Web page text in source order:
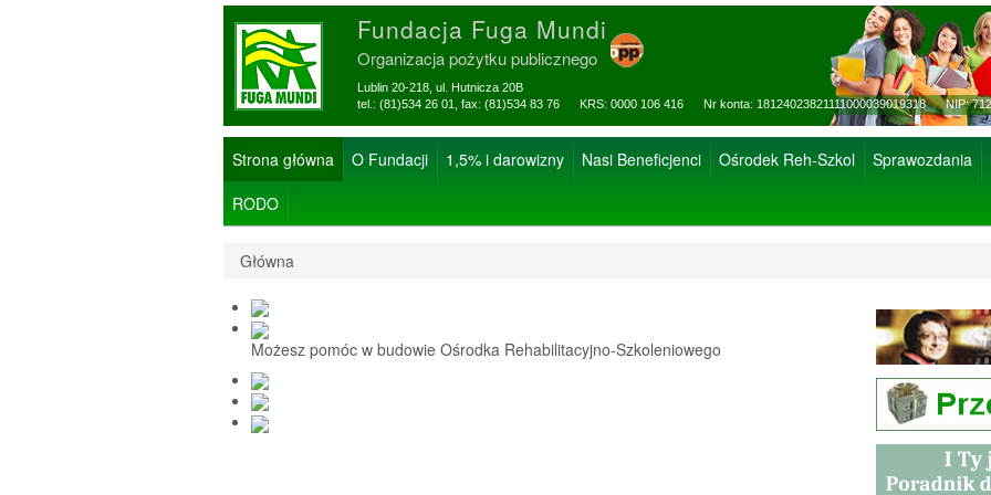
Fundacja Fuga Mundi
Organizacja pożytku publicznego
Lublin 20-218, ul. Hutnicza 20B
tel.: (81)534 26 01, fax: (81)534 83 76 KRS: 0000 106 416 Nr konta: 18124023821111000039019318 NIP:
Strona główna O Fundacji 1,5% i darowizny Nasi Beneficjenci Ośrodek Reh-Szkol Sprawozdania
RODO
Główna
Możesz pomóc w budowie Ośrodka Rehabilitacyjno-Szkoleniowego